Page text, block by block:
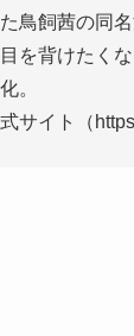
鳥飼茜の同名
を背けたく
。
サイト（